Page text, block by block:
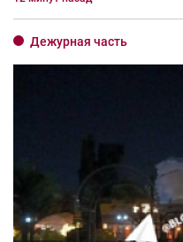
Дежурная часть